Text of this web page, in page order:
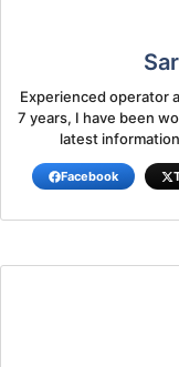
Experienced operator
7 years, I have been
latest
Facebook